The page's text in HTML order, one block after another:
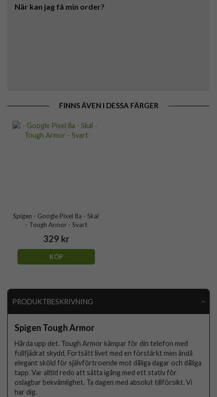
När kan jag få min order?
FINNS ÄVEN I DESSA FÄRGER
Spigen - Google Pixel 8a - Skal
- Tough Armor - Svart
329 kr
KÖP
PRODUKTBESKRIVNING
Spigen Tough Armor
Hårda upp det. Tough Armor kämpar för din telefon med
fullfjädrat skydd. Fortsätt livet med en förstärkt men ändå
elegant sköld för självförtroende mot dåliga dagar och dåliga
tapp. Var alltid redo att sätta igång med ett stativ för
oslagbar bekvämlighet. Ta dagen med absolut tillförsikt. Vi
har dig.